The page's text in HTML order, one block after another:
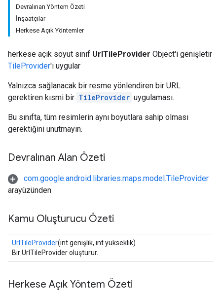
Devralınan Yöntem Özeti
İnşaatçılar
Herkese Açık Yöntemler
herkese açık soyut sınıf UrlTileProvider Object'i genişletir
TileProvider'ı uygular
Yalnızca sağlanacak bir resme yönlendiren bir URL
gerektiren kısmi bir TileProvider uygulaması.
Bu sınıfta, tüm resimlerin aynı boyutlara sahip olması
gerektiğini unutmayın.
Devralınan Alan Özeti
com.google.android.libraries.maps.model.TileProvider
arayüzünden
Kamu Oluşturucu Özeti
UrlTileProvider(int genişlik, int yükseklik)
Bir UrlTileProvider oluşturur.
Herkese Açık Yöntem Özeti